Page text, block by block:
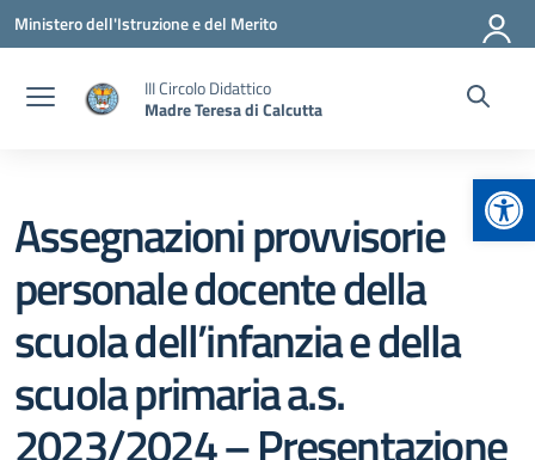
Vai ai contenuti
Vai al menu di navigazione
Vai al footer
Ministero dell'Istruzione e del Merito
III Circolo Didattico
Madre Teresa di Calcutta
Assegnazioni provvisorie
personale docente della
scuola dell’infanzia e della
scuola primaria a.s.
2023/2024 – Presentazione